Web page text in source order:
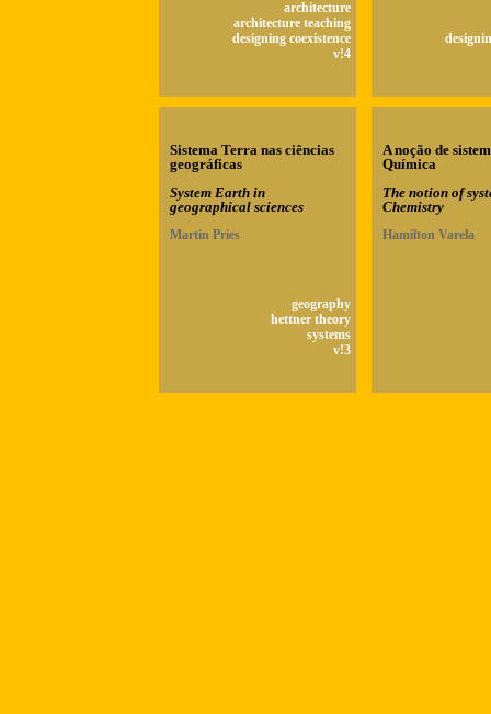
architecture
architecture teaching
designing coexistence
v!4
Sistema Terra nas ciências
geográficas
System Earth in
geographical sciences
Martin Pries
geography
hettner theory
systems
v!3
A noção de
Química
The notion of
Chemistry
Hamilton Varela